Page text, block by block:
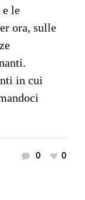
e le
ora, sulle
in cui
0 0